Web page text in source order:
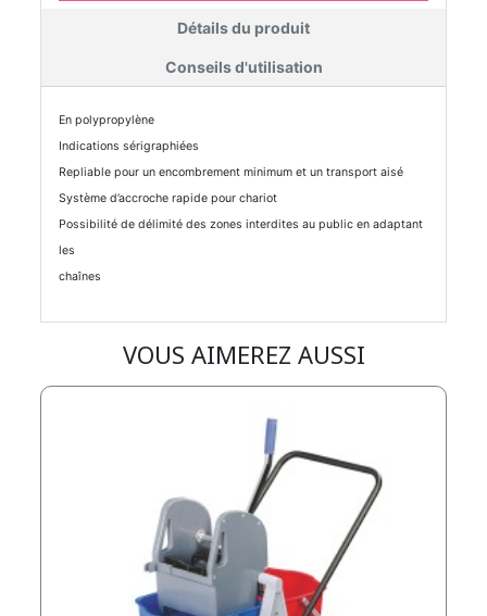
Détails du produit
Conseils d'utilisation
En polypropylène
Indications sérigraphiées
Repliable pour un encombrement minimum et un transport aisé
Système d’accroche rapide pour chariot
Possibilité de délimité des zones interdites au public en adaptant
les
chaînes
VOUS AIMEREZ AUSSI